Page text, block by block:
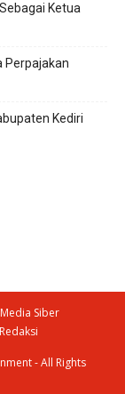
Ketua
Perpajakan
Kediri
Siber
Redaksi
- All Rights